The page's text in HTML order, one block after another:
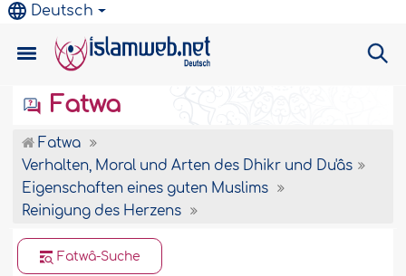
Deutsch
Fatwa
Fatwa
Verhalten, Moral und Arten des Dhikr und Du'âs
Eigenschaften eines guten Muslims
Reinigung des Herzens
Fatwâ-Suche